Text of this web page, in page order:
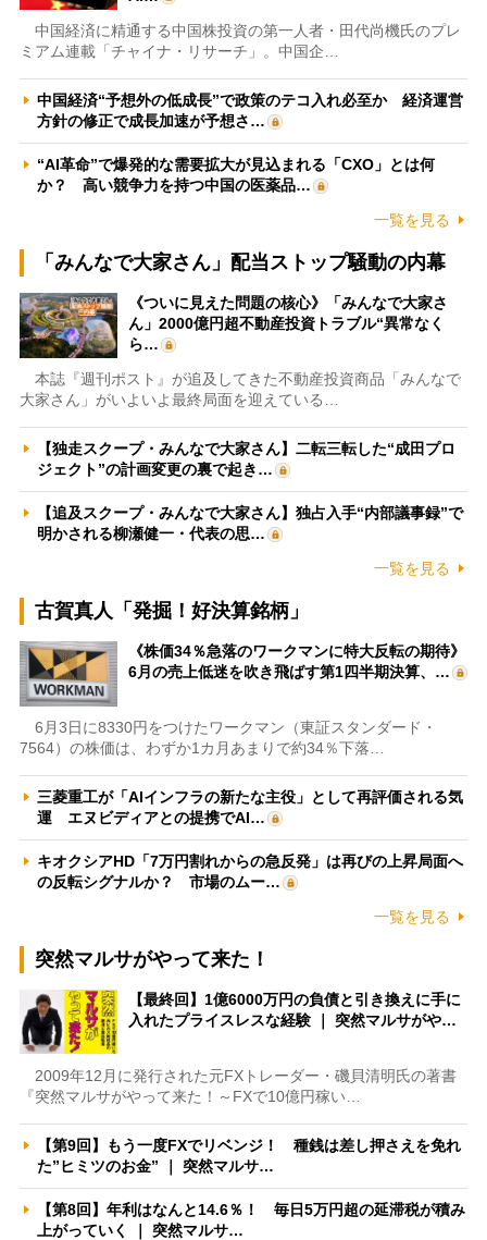
中国経済に精通する中国株投資の第一人者・田代尚機氏のプレ
ミアム連載「チャイナ・リサーチ」。中国企…
中国経済“予想外の低成長”で政策のテコ入れ必至か 経済運営
方針の修正で成長加速が予想さ…
“AI革命”で爆発的な需要拡大が見込まれる「CXO」とは何
か？ 高い競争力を持つ中国の医薬品…
一覧を見る
「みんなで大家さん」配当ストップ騒動の内幕
《ついに見えた問題の核心》「みんなで大家さ
ん」2000億円超不動産投資トラブル“異常なく
ら…
本誌『週刊ポスト』が追及してきた不動産投資商品「みんなで
大家さん」がいよいよ最終局面を迎えている…
【独走スクープ・みんなで大家さん】二転三転した“成田プロ
ジェクト”の計画変更の裏で起き…
【追及スクープ・みんなで大家さん】独占入手“内部議事録”で
明かされる柳瀬健一・代表の思…
一覧を見る
古賀真人「発掘！好決算銘柄」
《株価34％急落のワークマンに特大反転の期待》
6月の売上低迷を吹き飛ばす第1四半期決算、…
6月3日に8330円をつけたワークマン（東証スタンダード・
7564）の株価は、わずか1カ月あまりで約34％下落…
三菱重工が「AIインフラの新たな主役」として再評価される気
運 エヌビディアとの提携でAI…
キオクシアHD「7万円割れからの急反発」は再びの上昇局面へ
の反転シグナルか？ 市場のムー…
一覧を見る
突然マルサがやって来た！
【最終回】1億6000万円の負債と引き換えに手に
入れたプライスレスな経験 ｜ 突然マルサがや…
2009年12月に発行された元FXトレーダー・磯貝清明氏の著書
『突然マルサがやって来た！～FXで10億円稼い…
【第9回】もう一度FXでリベンジ！ 種銭は差し押さえを免れ
た”ヒミツのお金” ｜ 突然マルサ…
【第8回】年利はなんと14.6％！ 毎日5万円超の延滞税が積み
上がっていく ｜ 突然マルサ…